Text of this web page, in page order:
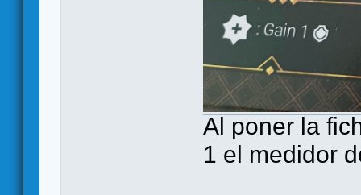
Al poner la
1 el medidor